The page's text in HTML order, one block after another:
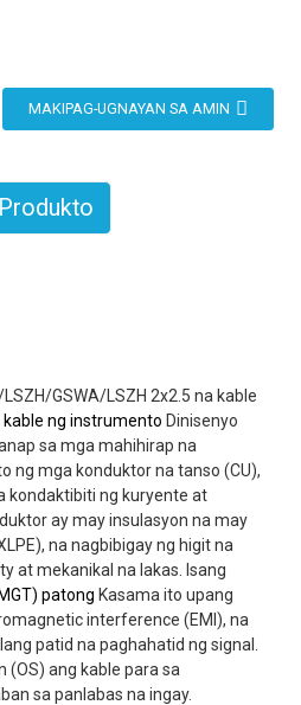
MAKIPAG-UGNAYAN SA AMIN
GSWA/LSZH 2x2.5 na kable
kable ng instrumento Dinisenyo
sa mga mahihirap na
ng mga konduktor na tanso (CU),
kondaktibiti ng kuryente at
ay may insulasyon na may
na nagbibigay ng higit na
at mekanikal na lakas. Isang
patong Kasama ito upang
interference (EMI), na
patid na paghahatid ng signal.
(OS) ang kable para sa
sa panlabas na ingay.